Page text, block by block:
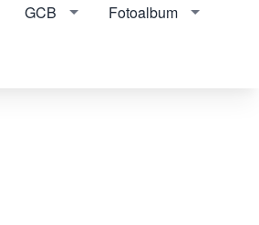
GCB Fotoalbum